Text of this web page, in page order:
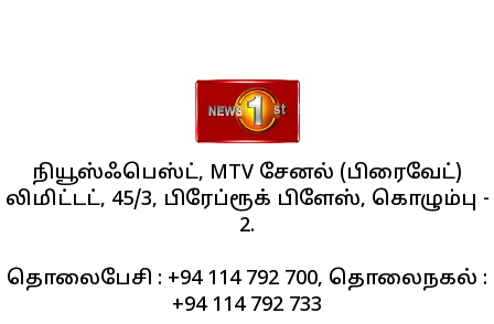
நியூஸ்ஃபெஸ்ட், MTV சேனல் (பிரைவேட்)
லிமிட்டட், 45/3, பிரேப்ரூக் பிளேஸ், கொழும்பு -
2.
தொலைபேசி : +94 114 792 700, தொலைநகல் :
+94 114 792 733